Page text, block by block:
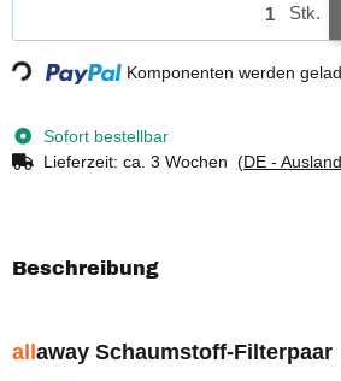
Stk.
Loading... Komponenten werden
Sofort bestellbar
Lieferzeit: ca. 3 Wochen (DE -
Beschreibung
all away Schaumstoff-Filterpaar